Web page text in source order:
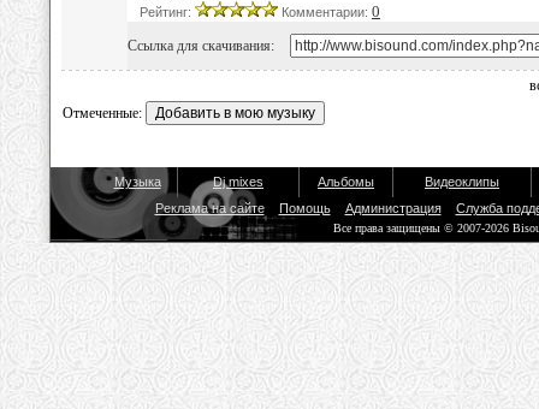
Рейтинг:
Комментарии: 0
Ссылка для скачивания:
Отмеченные:
Музыка Dj mixes Альбомы
Видеоклипы
Реклама на сайте
Помощь Администрация Служба
Все права защищены © 2007-2026